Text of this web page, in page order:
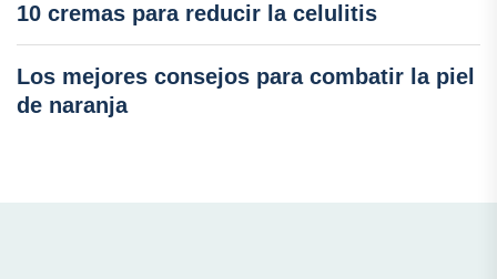
10 cremas para reducir la celulitis
Los mejores consejos para combatir la piel
de naranja